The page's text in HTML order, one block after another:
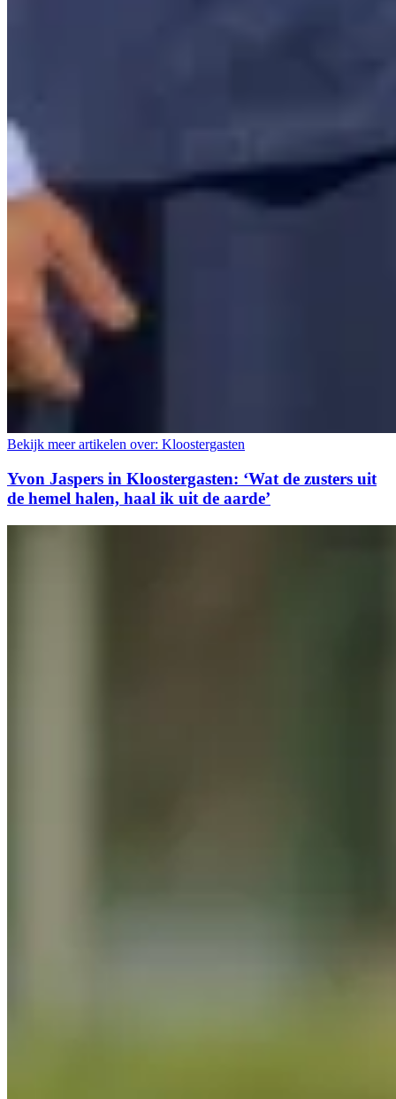
Bekijk meer artikelen over: Kloostergasten
Yvon Jaspers in Kloostergasten: ‘Wat de zusters uit
de hemel halen, haal ik uit de aarde’